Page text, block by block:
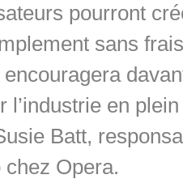
pourront
sans
l’industrie en
Batt,
chez Opera.